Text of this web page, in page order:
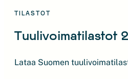
TILASTOT
Tuulivoimatilastot
Lataa Suomen